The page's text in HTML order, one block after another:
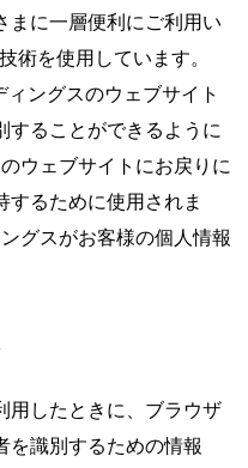
まに一層便利にご利用い
術を使用しています。
ィングスのウェブサイト
することができるように
ウェブサイトにお戻りに
するために使用されま
グスがお客様の個人情報
用したときに、ブラウザ
を識別するための情報